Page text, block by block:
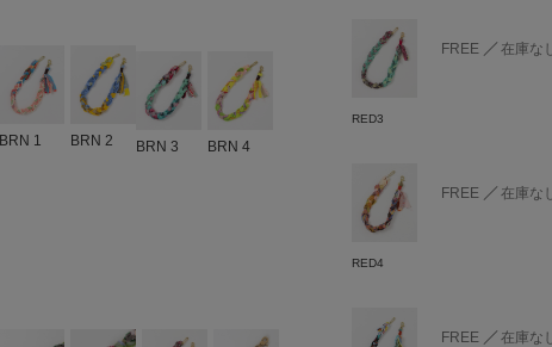
BRN 1 BRN 2 BRN 3 BRN 4
RED3
FREE 在庫な
RED4
FREE 在庫な
FREE 在庫な